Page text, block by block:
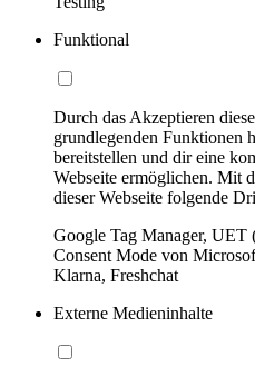
Funktional
Durch das Akzeptieren
grundlegenden Funktionen
bereitstellen und dir eine
Webseite ermöglichen. Mit
dieser Webseite folgende
Google Tag Manager,
Consent Mode von
Klarna, Freshchat
Externe Medieninhalte